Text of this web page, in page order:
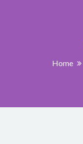
Home